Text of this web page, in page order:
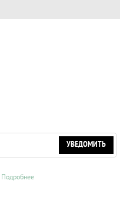
УВЕДОМИТЬ
Подробнее